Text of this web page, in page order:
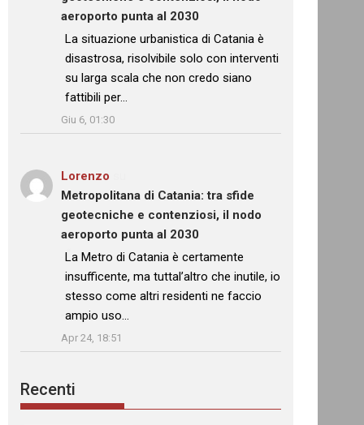
aeroporto punta al 2030
: “La situazione urbanistica di Catania è
disastrosa, risolvibile solo con interventi
su larga scala che non credo siano
fattibili per…
Giu 6, 01:30
Lorenzo
Metropolitana di Catania: tra sfide
geotecniche e contenziosi, il nodo
aeroporto punta al 2030
: “La Metro di Catania è certamente
insufficente, ma tuttal’altro che inutile, io
stesso come altri residenti ne faccio
ampio uso…
Apr 24, 18:51
Recenti